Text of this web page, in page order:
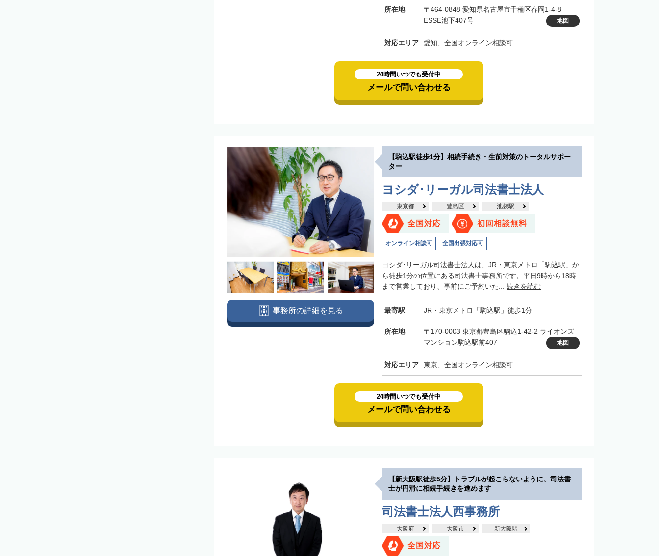
所在地
〒464-0848 愛知県名古屋市千種区春岡1-4-8
ESSE池下407号
地図
対応エリア 愛知、全国オンライン相談可
24時間いつでも受付中
メールで問い合わせる
【駒込駅徒歩1分】相続手続き・生前対策のトータルサポー
ター
ヨシダ･リーガル司法書士法人
東京都 豊島区 池袋駅
全国対応 初回相談無料
オンライン相談可 全国出張対応可
ヨシダ･リーガル司法書士法人は、JR・東京メトロ「駒込駅」か
ら徒歩1分の位置にある司法書士事務所です。平日9時から18時
まで営業しており、事前にご予約いた... 続きを読む
最寄駅 JR・東京メトロ「駒込駅」徒歩1分
所在地
〒170-0003 東京都豊島区駒込1-42-2 ライオンズ
マンション駒込駅前407
地図
対応エリア 東京、全国オンライン相談可
事務所の詳細を見る
24時間いつでも受付中
メールで問い合わせる
【新大阪駅徒歩5分】トラブルが起こらないように、司法書
士が円滑に相続手続きを進めます
司法書士法人西事務所
大阪府 大阪市 新大阪駅
全国対応